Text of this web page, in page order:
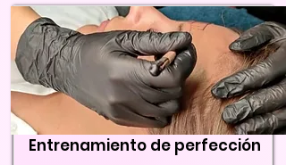
Entrenamiento de perfección